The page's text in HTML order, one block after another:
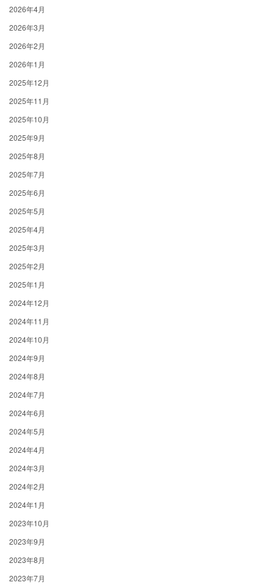
2026年4月
2026年3月
2026年2月
2026年1月
2025年12月
2025年11月
2025年10月
2025年9月
2025年8月
2025年7月
2025年6月
2025年5月
2025年4月
2025年3月
2025年2月
2025年1月
2024年12月
2024年11月
2024年10月
2024年9月
2024年8月
2024年7月
2024年6月
2024年5月
2024年4月
2024年3月
2024年2月
2024年1月
2023年10月
2023年9月
2023年8月
2023年7月